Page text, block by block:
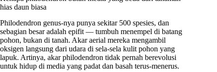
hias daun biasa
Philodendron genus-nya punya sekitar 500 spesies, dan
sebagian besar adalah epifit — tumbuh menempel di batang
pohon, bukan di tanah. Akar aerial mereka mengambil
oksigen langsung dari udara di sela-sela kulit pohon yang
lapuk. Artinya, akar philodendron tidak pernah berevolusi
untuk hidup di media yang padat dan basah terus-menerus.